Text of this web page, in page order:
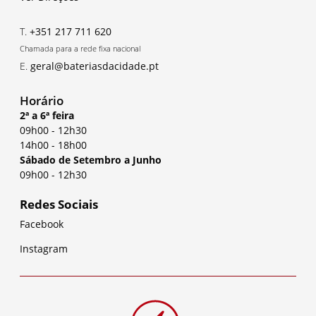
T. +351 217 711 620
Chamada para a rede fixa nacional
E. geral@bateriasdacidade.pt
Horário
2ª a 6ª feira
09h00 - 12h30
14h00 - 18h00
Sábado de Setembro a Junho
09h00 - 12h30
Redes Sociais
Facebook
Instagram